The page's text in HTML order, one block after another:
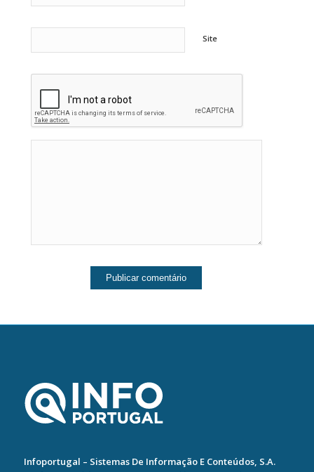
Site
Infoportugal – Sistemas De Informação E Conteúdos, S.A.